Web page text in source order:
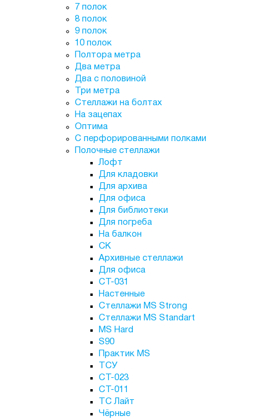
7 полок
8 полок
9 полок
10 полок
Полтора метра
Два метра
Два с половиной
Три метра
Стеллажи на болтах
На зацепах
Оптима
С перфорированными полками
Полочные стеллажи
Лофт
Для кладовки
Для архива
Для офиса
Для библиотеки
Для погреба
На балкон
СК
Архивные стеллажи
Для офиса
СТ-031
Настенные
Стеллажи MS Strong
Стеллажи MS Standart
MS Hard
S90
Практик MS
ТСУ
СТ-023
СТ-011
ТС Лайт
Чёрные